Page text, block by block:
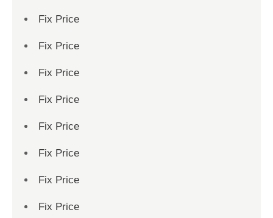
Fix Price
Fix Price
Fix Price
Fix Price
Fix Price
Fix Price
Fix Price
Fix Price